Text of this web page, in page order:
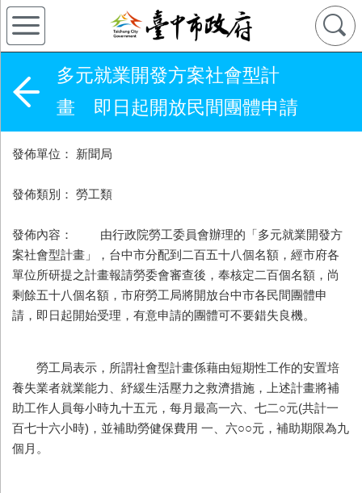
多元就業開發方案社會型計
畫 即日起開放民間團體申請
發佈單位： 新聞局
發佈類別： 勞工類
發佈內容： 由行政院勞工委員會辦理的「多元就業開發方
案社會型計畫」，台中市分配到二百五十八個名額，經市府各
單位所研提之計畫報請勞委會審查後，奉核定二百個名額，尚
剩餘五十八個名額，市府勞工局將開放台中市各民間團體申
請，即日起開始受理，有意申請的團體可不要錯失良機。
勞工局表示，所謂社會型計畫係藉由短期性工作的安置培
養失業者就業能力、紓緩生活壓力之救濟措施，上述計畫將補
助工作人員每小時九十五元，每月最高一六、七二○元(共計一
百七十六小時)，並補助勞健保費用 一、六○○元，補助期限為九
個月。